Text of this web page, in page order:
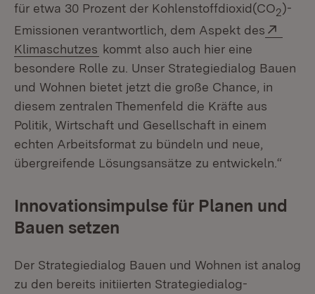
für etwa 30 Prozent der Kohlenstoffdioxid(CO2)-
Emissionen verantwortlich, dem Aspekt des
Klimaschutzes (Öffnet in neuem Fenster)
kommt also auch hier eine
besondere Rolle zu. Unser Strategiedialog Bauen
und Wohnen bietet jetzt die große Chance, in
diesem zentralen Themenfeld die Kräfte aus
Politik, Wirtschaft und Gesellschaft in einem
echten Arbeitsformat zu bündeln und neue,
übergreifende Lösungsansätze zu entwickeln.“
Innovationsimpulse für Planen und
Bauen setzen
Der Strategiedialog Bauen und Wohnen ist analog
zu den bereits initiierten Strategiedialog-